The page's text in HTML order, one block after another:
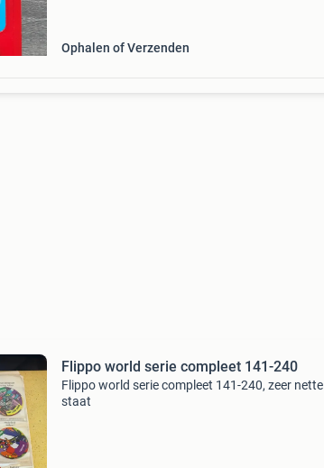
Ophalen of Verzenden
Flippo world serie compleet 141-240
Flippo world serie compleet 141-240, zeer nette
staat